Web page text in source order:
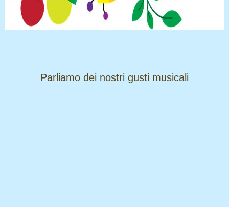
​​​​​​​Parliamo dei nostri gusti musicali